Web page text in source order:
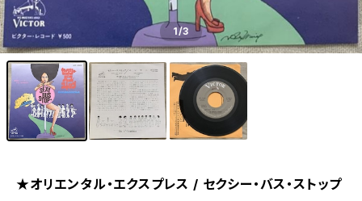
1/3
★オリエンタル・エクスプレス / セクシー・バス・ストップ